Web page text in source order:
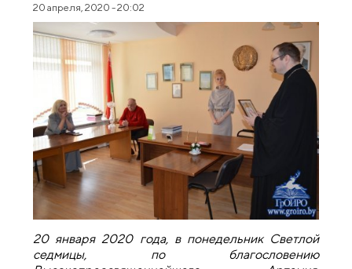
20 апреля, 2020 - 20:02
20 января 2020 года, в понедельник Светлой
седмицы, по благословению